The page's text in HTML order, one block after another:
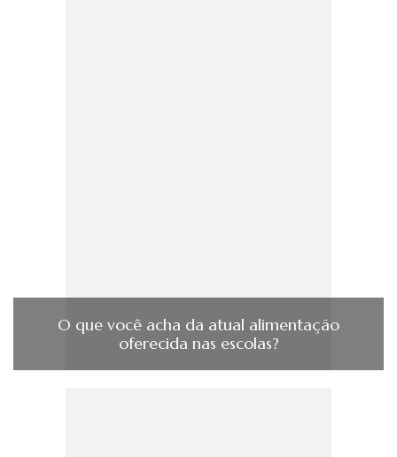
O que você acha da atual alimentação
oferecida nas escolas?